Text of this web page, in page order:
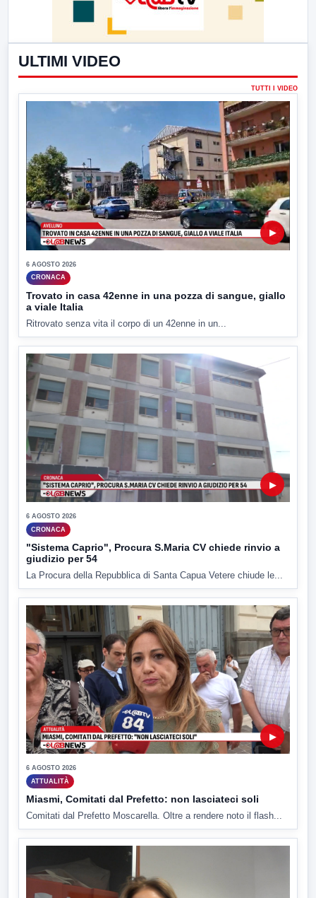
ULTIMI VIDEO
TUTTI I VIDEO
▶
6 AGOSTO 2026
CRONACA
Trovato in casa 42enne in una pozza di sangue, giallo
a viale Italia
Ritrovato senza vita il corpo di un 42enne in un...
▶
6 AGOSTO 2026
CRONACA
"Sistema Caprio", Procura S.Maria CV chiede rinvio a
giudizio per 54
La Procura della Repubblica di Santa Capua Vetere chiude le...
▶
6 AGOSTO 2026
ATTUALITÀ
Miasmi, Comitati dal Prefetto: non lasciateci soli
Comitati dal Prefetto Moscarella. Oltre a rendere noto il flash...